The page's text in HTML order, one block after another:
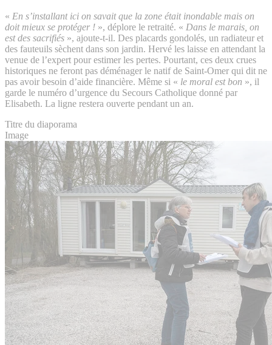
« En s’installant ici on savait que la zone était inondable mais on
doit mieux se protéger ! », déplore le retraité. « Dans le marais, on
est des sacrifiés », ajoute-t-il. Des placards gondolés, un radiateur et
des fauteuils sèchent dans son jardin. Hervé les laisse en attendant la
venue de l’expert pour estimer les pertes. Pourtant, ces deux crues
historiques ne feront pas déménager le natif de Saint-Omer qui dit ne
pas avoir besoin d’aide financière. Même si « le moral est bon », il
garde le numéro d’urgence du Secours Catholique donné par
Elisabeth. La ligne restera ouverte pendant un an.
Titre du diaporama
Image